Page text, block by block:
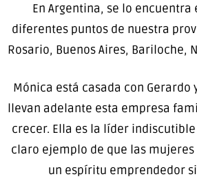
En Argentina, se lo encuentra
diferentes puntos de nuestra
Rosario, Buenos Aires, Bariloche,
Mónica está casada con Gerardo
llevan adelante esta empresa
crecer. Ella es la líder
claro ejemplo de que las
un espíritu emprendedor